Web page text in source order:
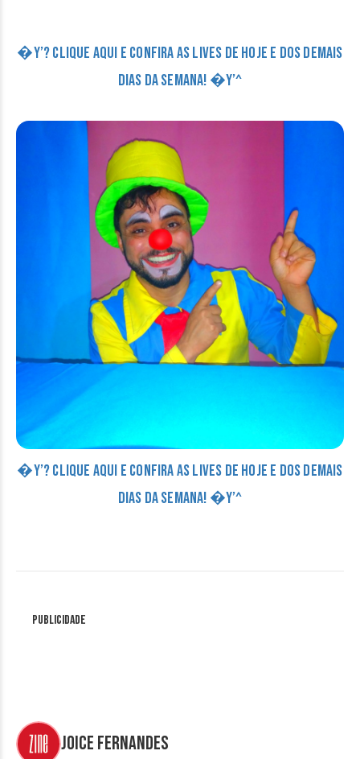
�Y’? CLIQUE AQUI E CONFIRA AS LIVES DE HOJE E DOS DEMAIS
DIAS DA SEMANA! �Y’^
�Y’? CLIQUE AQUI E CONFIRA AS LIVES DE HOJE E DOS DEMAIS
DIAS DA SEMANA! �Y’^
Publicidade
Joice Fernandes